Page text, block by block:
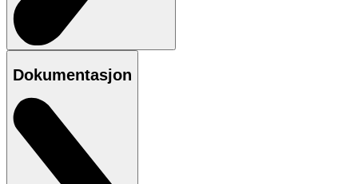
Dokumentasjon